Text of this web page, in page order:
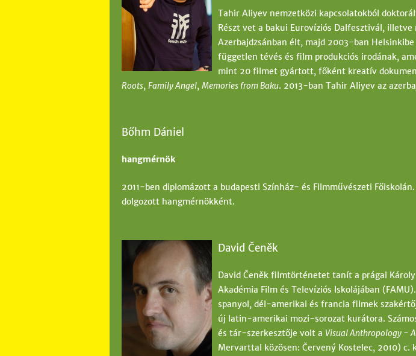
Tahir Aliyev nemzetközi kapcsolatokból
Részt vet a bakui Eurovíziós Dalfesztivál,
Azerbajdzsánban élt, majd 2003-ban
független tévés és film produkciós irodának,
mint 20 filmet gyártott, főként kreatív
Roots, Family Angel, Memories from Baku. 2013-ban Tahir Aliyev az
Bőhm Dániel
hangmérnök
2011-ben diplomázott a budapesti Színház- és Filmművészeti
dolgozott hangmérnökként.
David Čeněk
David Čeněk filmtörténetet tanít a prágai
Akadémia Film és Televíziós Iskolájában
spanyol, dél-amerikai és francia filmek
új latin-amerikai mozi-sorozat kurátora.
és tár-szerkesztője volt a Visual Anthropology - A
Mervarttal közösen: Červený Kostelec, 2010)